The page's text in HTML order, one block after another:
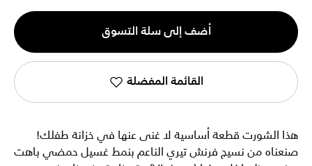
الكمية
1
أضف إلى سلة التسوق
القائمة المفضلة
هذا الشورت قطعة أساسية لا غنى عنها في خزانة طفلك!
صنعناه من نسيج فرنش تيري الناعم بنمط غسيل حمضي باهت